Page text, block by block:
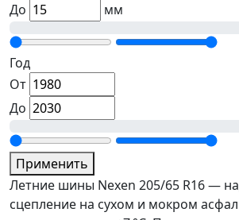
До
мм
Год
От
До
Применить
Летние шины Nexen 205/65 R16 —
сцепление на сухом и мокром